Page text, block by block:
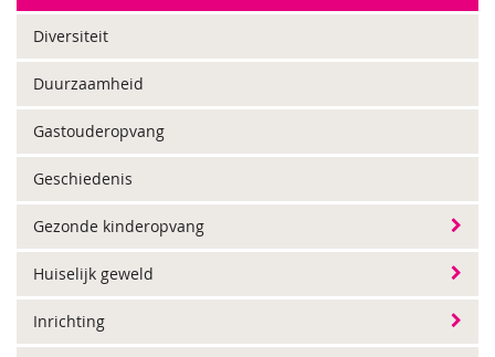
Diversiteit
Duurzaamheid
Gastouderopvang
Geschiedenis
Gezonde kinderopvang
Huiselijk geweld
Inrichting